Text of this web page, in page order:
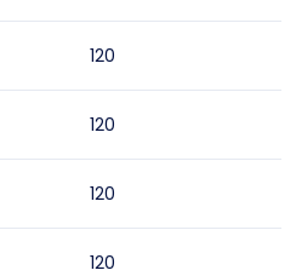
120
120
120
120